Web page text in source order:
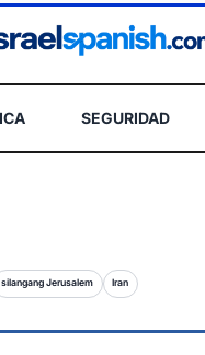
SEGURIDAD
silangang Jerusalem Iran